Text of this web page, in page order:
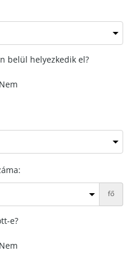
belül helyezkedik el?
Nem
fő
e?
Nem